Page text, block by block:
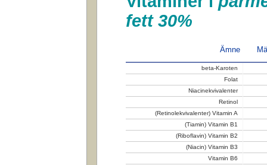
fett 30%
Ämne
beta-Karoten
Folat
Niacinekvivalenter
Retinol
(Retinolekvivalenter) Vitamin A
(Tiamin) Vitamin B1
(Riboflavin) Vitamin B2
(Niacin) Vitamin B3
Vitamin B6